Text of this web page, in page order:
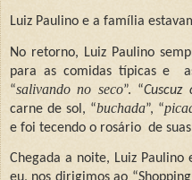
Luiz Paulino e a família
No retorno, Luiz Paulino
para as comidas típicas e
“salivando no seco”. “Cuscuz
carne de sol, “buchada”, “
e foi tecendo o rosário de
Chegada a noite, Luiz